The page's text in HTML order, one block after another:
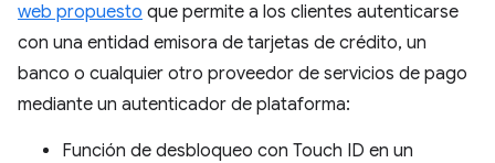
web propuesto que permite a los clientes autenticarse
con una entidad emisora de tarjetas de crédito, un
banco o cualquier otro proveedor de servicios de pago
mediante un autenticador de plataforma:
Función de desbloqueo con Touch ID en un